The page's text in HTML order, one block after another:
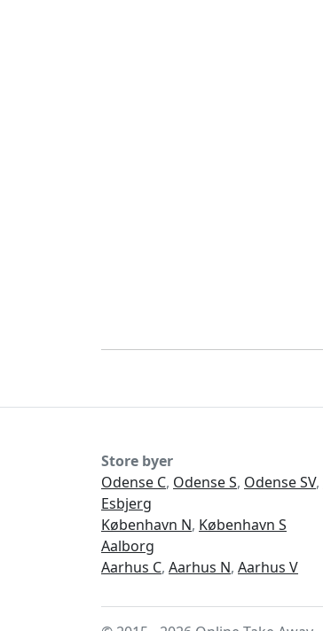
Store byer
Odense C, Odense S, Odense SV,
Esbjerg
København N, København S
Aalborg
Aarhus C, Aarhus N, Aarhus V